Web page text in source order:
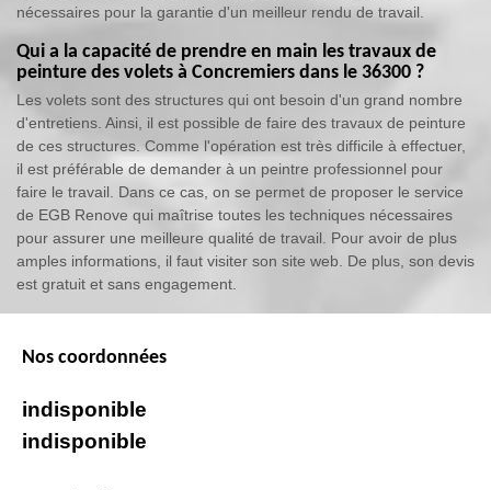
nécessaires pour la garantie d'un meilleur rendu de travail.
Qui a la capacité de prendre en main les travaux de
peinture des volets à Concremiers dans le 36300 ?
Les volets sont des structures qui ont besoin d'un grand nombre
d'entretiens. Ainsi, il est possible de faire des travaux de peinture
de ces structures. Comme l'opération est très difficile à effectuer,
il est préférable de demander à un peintre professionnel pour
faire le travail. Dans ce cas, on se permet de proposer le service
de EGB Renove qui maîtrise toutes les techniques nécessaires
pour assurer une meilleure qualité de travail. Pour avoir de plus
amples informations, il faut visiter son site web. De plus, son devis
est gratuit et sans engagement.
Nos coordonnées
indisponible
indisponible